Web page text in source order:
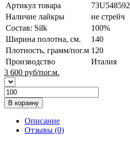
Артикул товара
73U548592
Наличие лайкры
не стрейч
Состав: Silk
100%
Ширина полотна, см.
140
Плотность, грамм/пог.м 120
Производство
Италия
3 600 руб/пог.м.
В корзину
Описание
Отзывы (0)